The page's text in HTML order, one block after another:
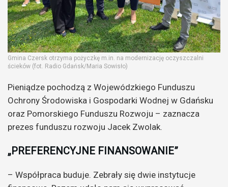
Gmina Czersk otrzyma pożyczkę m.in. na modernizację oczyszczalni
ścieków (fot. Radio Gdańsk/Maria Sowisło)
Pieniądze pochodzą z Wojewódzkiego Funduszu
Ochrony Środowiska i Gospodarki Wodnej w Gdańsku
oraz Pomorskiego Funduszu Rozwoju – zaznacza
prezes funduszu rozwoju Jacek Zwolak.
„PREFERENCYJNE FINANSOWANIE”
– Współpraca buduje. Zebrały się dwie instytucje